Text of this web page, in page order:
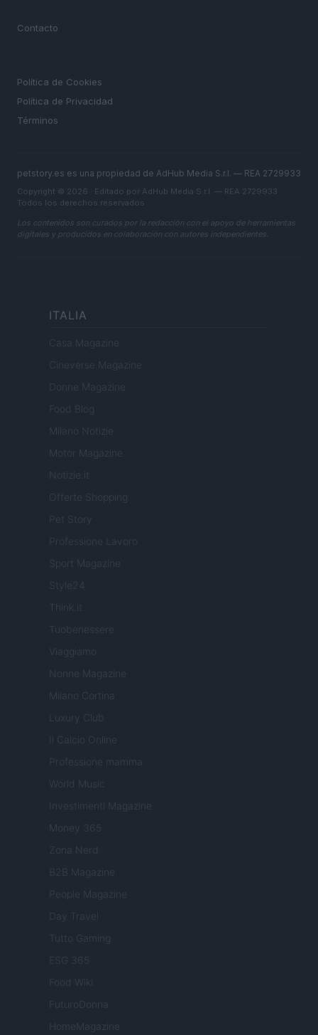
Contacto
Política de Cookies
Política de Privacidad
Términos
petstory.es es una propiedad de AdHub Media S.r.l. — REA 2729933
Copyright © 2026 · Editado por AdHub Media S.r.l. — REA 2729933
Todos los derechos reservados
Los contenidos son curados por la redacción con el apoyo de herramientas
digitales y producidos en colaboración con autores independientes.
ITALIA
Casa Magazine
Cineverse Magazine
Donne Magazine
Food Blog
Milano Notizie
Motor Magazine
Notizie.it
Offerte Shopping
Pet Story
Professione Lavoro
Sport Magazine
Style24
Think.it
Tuobenessere
Viaggiamo
Nonne Magazine
Milano Cortina
Luxury Club
Il Calcio Online
Professione mamma
World Music
Investimenti Magazine
Money 365
Zona Nerd
B2B Magazine
People Magazine
Day Travel
Tutto Gaming
ESG 365
Food Wiki
FuturoDonna
HomeMagazine